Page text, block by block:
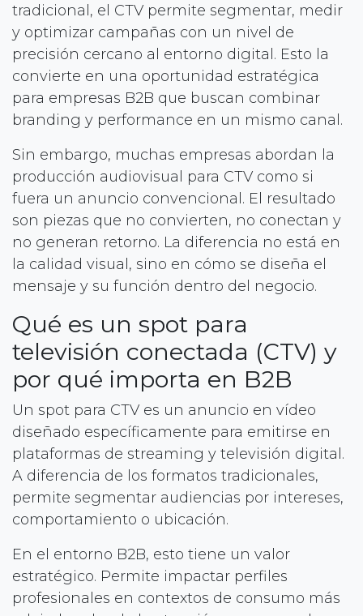
tradicional, el CTV permite segmentar, medir
y optimizar campañas con un nivel de
precisión cercano al entorno digital. Esto la
convierte en una oportunidad estratégica
para empresas B2B que buscan combinar
branding y performance en un mismo canal.
Sin embargo, muchas empresas abordan la
producción audiovisual para CTV como si
fuera un anuncio convencional. El resultado
son piezas que no convierten, no conectan y
no generan retorno. La diferencia no está en
la calidad visual, sino en cómo se diseña el
mensaje y su función dentro del negocio.
Qué es un spot para
televisión conectada (CTV) y
por qué importa en B2B
Un spot para CTV es un anuncio en vídeo
diseñado específicamente para emitirse en
plataformas de streaming y televisión digital.
A diferencia de los formatos tradicionales,
permite segmentar audiencias por intereses,
comportamiento o ubicación.
En el entorno B2B, esto tiene un valor
estratégico. Permite impactar perfiles
profesionales en contextos de consumo más